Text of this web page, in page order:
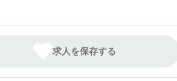
求人を保存する